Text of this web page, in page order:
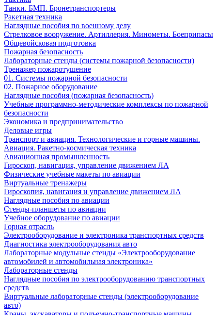
Танки. БМП. Бронетранспортеры
Ракетная техника
Наглядные пособия по военному делу
Стрелковое вооружение. Артиллерия. Минометы. Боеприпасы
Общевойсковая подготовка
Пожарная безопасность
Лабораторные стенды (системы пожарной безопасности)
Тренажер пожаротушение
01. Системы пожарной безопасности
02. Пожарное оборудование
Наглядные пособия (пожарная безопасность)
Учебные программно-методические комплексы по пожарной
безопасности
Экономика и предпринимательство
Деловые игры
Транспорт и авиация. Технологические и горные машины.
Авиация. Ракетно-космическая техника
Авиационная промышленность
Гироскоп, навигация, управление движением ЛА
Физические учебные макеты по авиации
Виртуальные тренажеры
Гироскопия, навигация и управление движением ЛА
Наглядные пособия по авиации
Стенды-планшеты по авиации
Учебное оборудование по авиации
Горная отрасль
Электрооборудование и электроника транспортных средств
Диагностика электрооборудования авто
Лабораторные модульные стенды «Электрооборудование
автомобилей и автомобильная электроника»
Лабораторные стенды
Наглядные пособия по электрооборудованию транспортных
средств
Виртуальные лабораторные стенды (электрооборудование
авто)